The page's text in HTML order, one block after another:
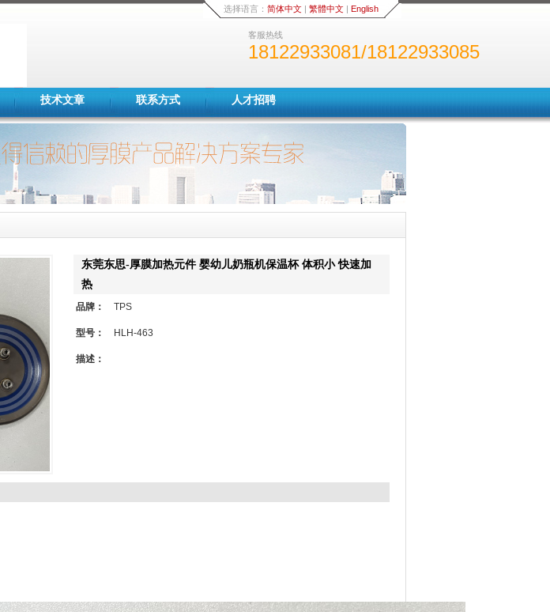
选择语言： 简体中文| 繁體中文| English
客服热线
18122933081/18122933085
技术文章 联系方式 人才招聘
东莞东思-厚膜加热元件 婴幼儿奶瓶机保温杯 体积小 快速加
热
品牌： TPS
型号： HLH-463
描述：